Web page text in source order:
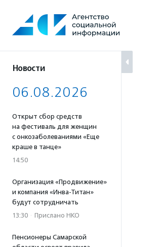
содержанию
Новости
06.08.2026
Открыт сбор средств
на фестиваль для женщин
с онкозаболеваниями «Еще
краше в танце»
14:50
Организация «Продвижение»
и компания «Инва-Титан»
будут сотрудничать
13:30 · Прислано НКО
Пенсионеры Самарской